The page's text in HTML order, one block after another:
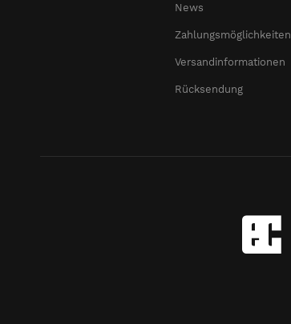
News
Zahlungsmöglichkeiten
Versandinformationen
Rücksendung